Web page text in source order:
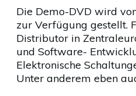
Die Demo-DVD wird
zur Verfügung gestellt.
Distributor in
und Software-
Elektronische
Unter anderem eben